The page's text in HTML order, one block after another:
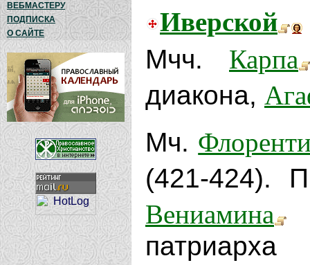
ВЕБМАСТЕРУ
ПОДПИСКА
О САЙТЕ
Иверской
Мчч. Карпа
диакона,
Мч.
(421-424).
Вениамина